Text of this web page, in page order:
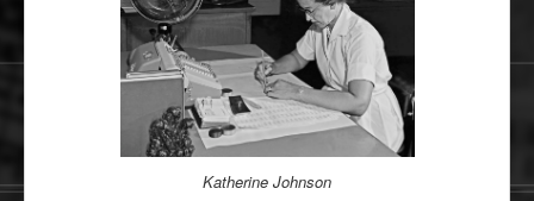
Katherine Johnson